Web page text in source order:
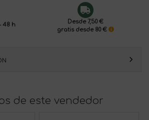
48 h
Desde 7,50 €
gratis desde 80 €
de este vendedor